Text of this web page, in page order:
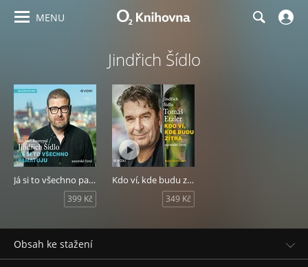
MENU
Jindřich Šídlo
Já si to všechno pamatuju
399 Kč
Kdo ví, kde budu zítra
349 Kč
Obsah ke stažení